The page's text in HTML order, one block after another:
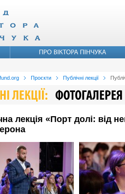
Проєкти Публічні лекції
лекція «Порт долі: від